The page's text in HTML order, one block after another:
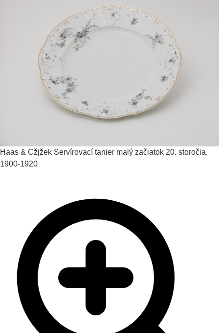
Haas & Cžjžek Servírovací tanier malý začiatok 20. storočia,
1900-1920